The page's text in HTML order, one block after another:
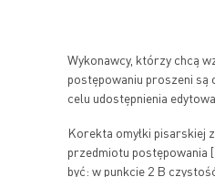
Wykonawcy, którzy chcą
postępowaniu proszeni są
celu udostępnienia
Korekta omyłki pisarskiej
przedmiotu postępowania
być: w punkcie 2 B